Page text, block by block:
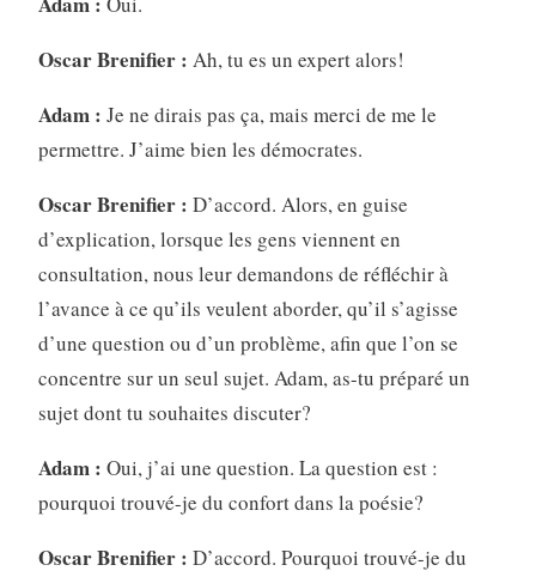
Oscar Brenifier : Ah, tu es un expert alors!
Adam : Je ne dirais pas ça, mais merci de me le
permettre. J’aime bien les démocrates.
Oscar Brenifier : D’accord. Alors, en guise
d’explication, lorsque les gens viennent en
consultation, nous leur demandons de réfléchir à
l’avance à ce qu’ils veulent aborder, qu’il s’agisse
d’une question ou d’un problème, afin que l’on se
concentre sur un seul sujet. Adam, as-tu préparé un
sujet dont tu souhaites discuter?
Adam : Oui, j’ai une question. La question est :
pourquoi trouvé-je du confort dans la poésie?
Oscar Brenifier : D’accord. Pourquoi trouvé-je du